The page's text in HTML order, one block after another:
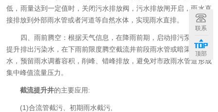
低，雨量达到一定值时，关闭污水排放阀，污水排放闸开启，雨水直
接排放到外部雨水管或者河道等自然水体，实现雨水直排。
四、雨前腾空：根据天气信息，在降雨前期，启动排污泵，动力
提升排出污染水，在下雨前限度腾空截流井前段雨水管或暗渠中的污
水，预留雨水调蓄容积，削峰、错峰排放，避免对市政雨水管道形成
集中峰值流量压力。
截流提升井的主要应用:
(1)合流管截污、初期雨水截污,
联系
顶部